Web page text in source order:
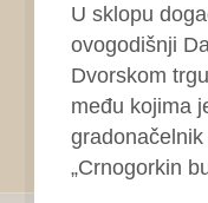
U sklopu
ovogodišnji
Dvorskom
među kojima
„Crnogorkin